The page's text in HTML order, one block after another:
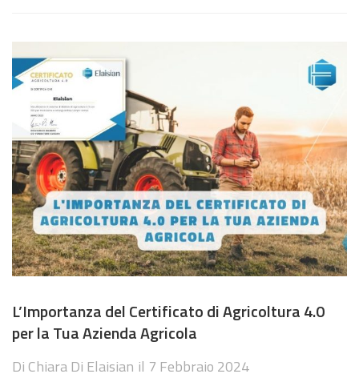
L’Importanza del Certificato di Agricoltura 4.0
per la Tua Azienda Agricola
Di Chiara Di Elaisian il 7 Febbraio 2024